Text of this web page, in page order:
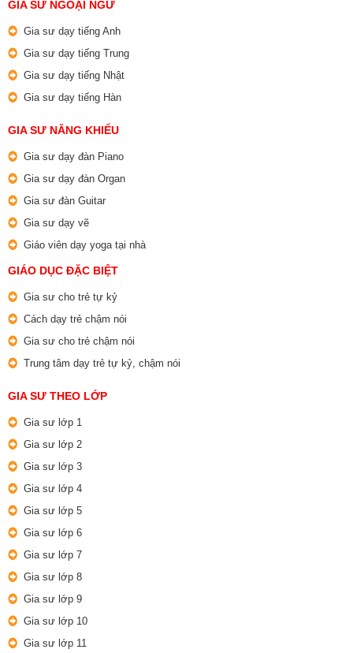
GIA SƯ NGOẠI NGỮ
Gia sư dạy tiếng Anh
Gia sư dạy tiếng Trung
Gia sư dạy tiếng Nhật
Gia sư dạy tiếng Hàn
GIA SƯ NĂNG KHIẾU
Gia sư dạy đàn Piano
Gia sư dạy đàn Organ
Gia sư đàn Guitar
Gia sư dạy vẽ
Giáo viên dạy yoga tại nhà
GIÁO DỤC ĐẶC BIỆT
Gia sư cho trẻ tự kỷ
Cách dạy trẻ chậm nói
Gia sư cho trẻ chậm nói
Trung tâm dạy trẻ tự kỷ, chậm nói
GIA SƯ THEO LỚP
Gia sư lớp 1
Gia sư lớp 2
Gia sư lớp 3
Gia sư lớp 4
Gia sư lớp 5
Gia sư lớp 6
Gia sư lớp 7
Gia sư lớp 8
Gia sư lớp 9
Gia sư lớp 10
Gia sư lớp 11